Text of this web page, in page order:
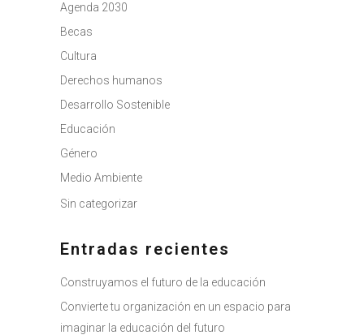
Agenda 2030
Becas
Cultura
Derechos humanos
Desarrollo Sostenible
Educación
Género
Medio Ambiente
Sin categorizar
Entradas recientes
Construyamos el futuro de la educación
Convierte tu organización en un espacio para
imaginar la educación del futuro